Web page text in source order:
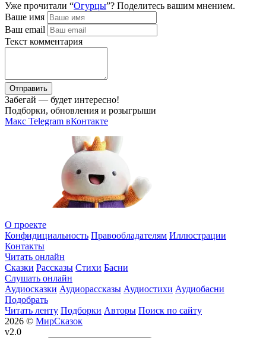
Уже прочитали “Огурцы”? Поделитесь вашим мнением.
Ваше имя
Ваш email
Текст комментария
Отправить
Забегай — будет интересно!
Подборки, обновления и розыгрыши
Макс Telegram вКонтакте
О проекте
Конфидициальность Правообладателям Иллюстрации
Контакты
Читать онлайн
Сказки Рассказы Стихи Басни
Слушать онлайн
Аудиосказки Аудиорассказы Аудиостихи Аудиобасни
Подобрать
Читать ленту Подборки Авторы Поиск по сайту
2026 © МирСказок
v2.0